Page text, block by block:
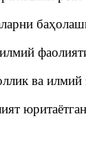
ва илмий